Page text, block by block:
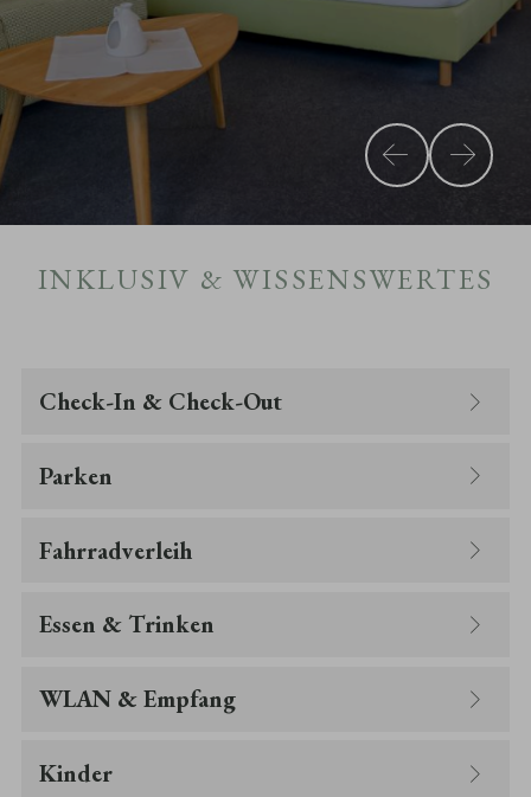
INKLUSIV & WISSENSWERTES
Check-In & Check-Out
Parken
Fahrradverleih
Essen & Trinken
WLAN & Empfang
Kinder